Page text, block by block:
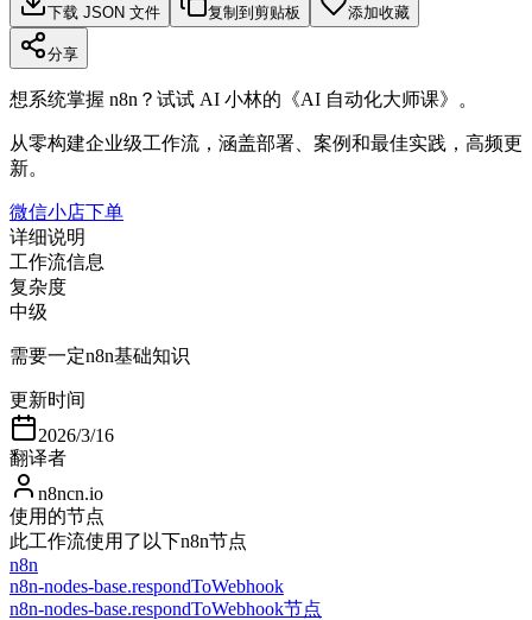
下载 JSON 文件 复制到剪贴板 添加收藏
分享
想系统掌握 n8n？试试 AI 小林的《AI 自动化大师课》。
从零构建企业级工作流，涵盖部署、案例和最佳实践，高频更
新。
微信小店下单
详细说明
工作流信息
复杂度
中级
需要一定n8n基础知识
更新时间
2026/3/16
翻译者
n8ncn.io
使用的节点
此工作流使用了以下n8n节点
n8n
n8n-nodes-base.respondToWebhook
n8n-nodes-base.respondToWebhook节点